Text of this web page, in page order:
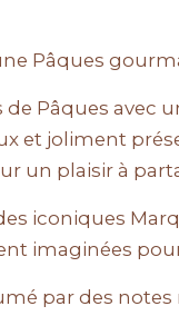
Pâques
Pâques avec
et joliment
un plaisir à
iconiques
imaginées
par des